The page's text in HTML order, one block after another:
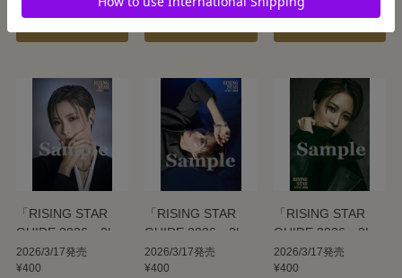
「RISING STAR
GUIDE 2026」2Lブ
ロマイド／大路り
せ
2026/3/17発売
¥400
「RISING STAR
GUIDE 2026」2Lブ
ロマイド／瑠皇り
あ
2026/3/17発売
¥400
「RISING STAR
GUIDE 2026」2Lブ
ロマイド／亜音有
星
2026/3/17発売
¥400